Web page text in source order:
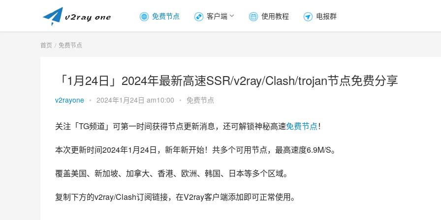
免费节点 客户端 使用教程 电报群
首页 免费节点
「1月24日」2024年最新高速SSR/v2ray/Clash/trojan节点免费分享
v2rayone • 2024年1月24日 am10:00 • 免费节点
关注「TG频道」可第一时间获得节点更新消息，还可解锁神秘高速免费节点！
本次更新时间2024年1月24日，新年新开始！共多个可用节点，最高速度6.9M/S。
覆盖美国、新加坡、加拿大、香港、欧洲、韩国、日本等多个区域。
复制下方的v2ray/Clash订阅链接，在V2ray客户端添加即可正常使用。